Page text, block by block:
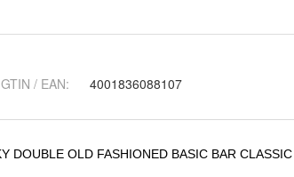
GTIN / EAN: 4001836088107